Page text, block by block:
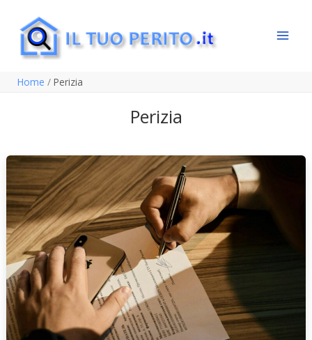
contenuto
Home Perizia
Perizia